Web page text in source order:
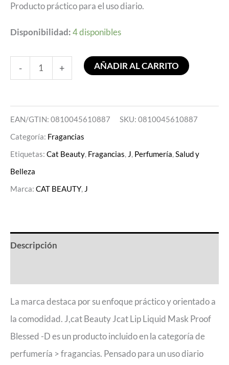
Producto práctico para el uso diario.
Disponibilidad:4 disponibles
- + AÑADIR AL CARRITO
EAN/GTIN: 0810045610887 SKU: 0810045610887
Categoría: Fragancias
Etiquetas: Cat Beauty, Fragancias, J, Perfumería,Salud y
Belleza
Marca: CAT BEAUTY, J
Descripción
La marca destaca por su enfoque práctico y orientado a
la comodidad. J,cat Beauty Jcat Lip Liquid Mask Proof
Blessed -D es un producto incluido en la categoría de
perfumería > fragancias. Pensado para un uso diario